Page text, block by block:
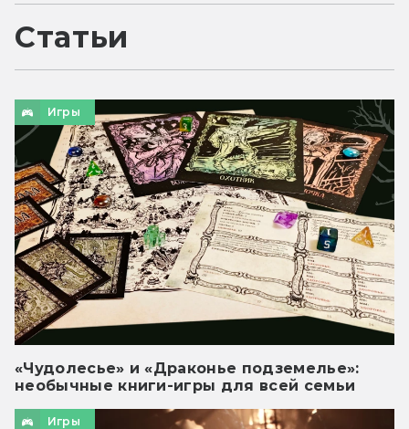
Статьи
Игры
«Чудолесье» и «Драконье подземелье»:
необычные книги-игры для всей семьи
Игры